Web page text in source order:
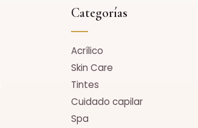
Categorías
Acrílico
Skin Care
Tintes
Cuidado capilar
Spa